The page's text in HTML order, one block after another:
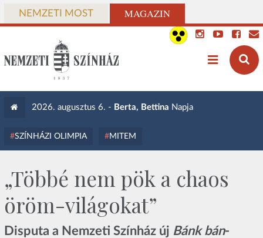
NEMZETI MOST MAGAZIN
2026. augusztus 6. - Berta, Bettina Napja
SZÍNHÁZI OLIMPIA MITEM
„Többé nem pök a chaos
öröm-világokat”
Disputa a Nemzeti Színház új Bánk bán-